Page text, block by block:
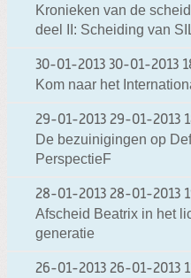
Kronieken van de
deel II: Scheiding van
30-01-2013 30-01-2013
Kom naar het
29-01-2013 29-01-2013
De bezuinigingen op
PerspectieF
28-01-2013 28-01-2013
Afscheid Beatrix in het
generatie
26-01-2013 26-01-2013